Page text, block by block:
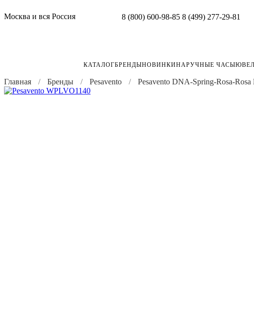
Москва и вся Россия 8 (800) 600-98-85 8 (499) 277-29-81
КАТАЛОГБРЕНДЫНОВИНКИНАРУЧНЫЕ ЧАСЫ
Главная Бренды Pesavento
Pesavento DNA-Spring-Rosa-Rosa